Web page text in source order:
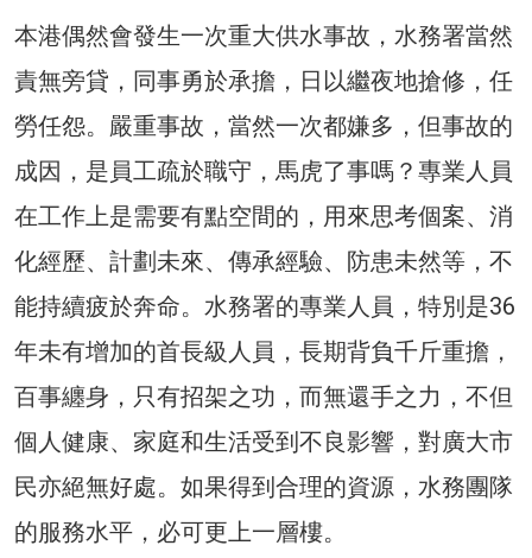
本港偶然會發生一次重大供水事故，水務署當然
責無旁貸，同事勇於承擔，日以繼夜地搶修，任
勞任怨。嚴重事故，當然一次都嫌多，但事故的
成因，是員工疏於職守，馬虎了事嗎？專業人員
在工作上是需要有點空間的，用來思考個案、消
化經歷、計劃未來、傳承經驗、防患未然等，不
能持續疲於奔命。水務署的專業人員，特別是36
年未有增加的首長級人員，長期背負千斤重擔，
百事纏身，只有招架之功，而無還手之力，不但
個人健康、家庭和生活受到不良影響，對廣大市
民亦絕無好處。如果得到合理的資源，水務團隊
的服務水平，必可更上一層樓。